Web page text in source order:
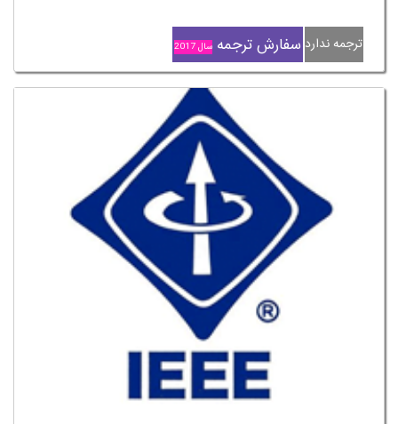
ترجمه ندارد سفارش ترجمه سال 2017